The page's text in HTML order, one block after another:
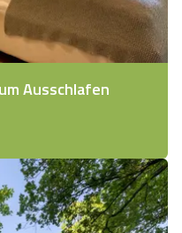
Ausschlafen